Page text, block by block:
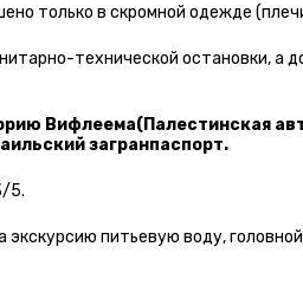
только в скромной одежде
технической остановки, а
Вифлеема(Палестинская
загранпаспорт.
5.
экскурсию питьевую воду,